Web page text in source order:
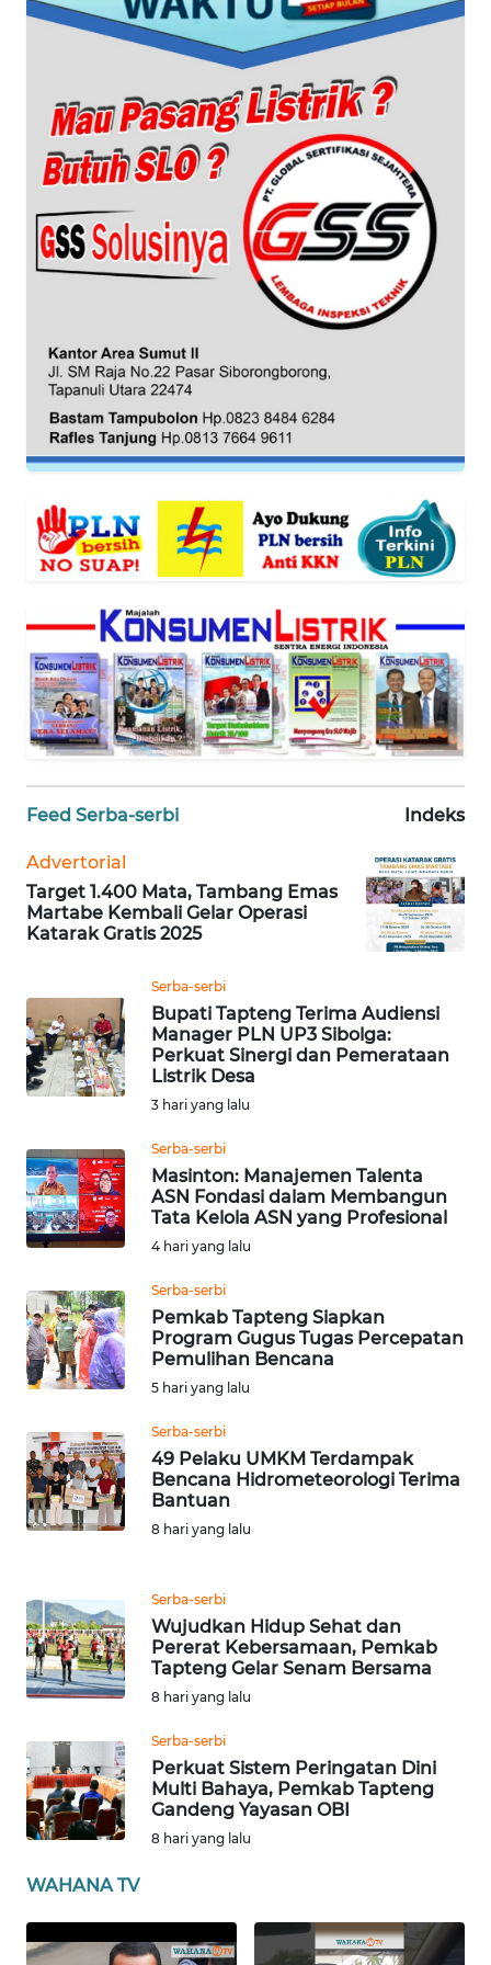
Feed Serba-serbi Indeks
Advertorial
Target 1.400 Mata, Tambang Emas
Martabe Kembali Gelar Operasi
Katarak Gratis 2025
Serba-serbi
Bupati Tapteng Terima Audiensi
Manager PLN UP3 Sibolga:
Perkuat Sinergi dan Pemerataan
Listrik Desa
3 hari yang lalu
Serba-serbi
Masinton: Manajemen Talenta
ASN Fondasi dalam Membangun
Tata Kelola ASN yang Profesional
4 hari yang lalu
Serba-serbi
Pemkab Tapteng Siapkan
Program Gugus Tugas Percepatan
Pemulihan Bencana
5 hari yang lalu
Serba-serbi
49 Pelaku UMKM Terdampak
Bencana Hidrometeorologi Terima
Bantuan
8 hari yang lalu
Serba-serbi
Wujudkan Hidup Sehat dan
Pererat Kebersamaan, Pemkab
Tapteng Gelar Senam Bersama
8 hari yang lalu
Serba-serbi
Perkuat Sistem Peringatan Dini
Multi Bahaya, Pemkab Tapteng
Gandeng Yayasan OBI
8 hari yang lalu
WAHANA TV
REDAKSI
DISCLAIMER
Wahana
News
Regional
WN
JAKARTA
WN
JABAR
WN
BANTEN
WN
KEPRI
WN
PAPUA
BARAT
WN
SERAMBI
JAMBI
WN
SULTRA
WN
NTB
WN
SULTENG
WN
SULBAR
WN
WN
SUMBAR
WN
WN
BENGKULU
LAMPUNG
JATENG